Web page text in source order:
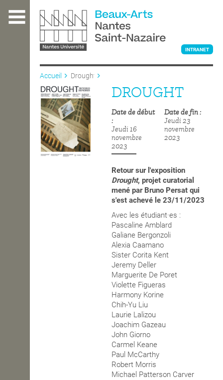
contenu
L'ÉCOLE
ENSEIGNEMENT
INTRANET
Accueil Drought
DROUGHT
Date de début
Jeudi 16
novembre
2023
Date de fin
Jeudi 23
novembre
2023
Retour sur l'exposition
Drought, projet curatorial
mené par Bruno Persat qui
s'est achevé le 23/11/2023
Avec les étudiant·es :
Pascaline Amblard
Galiane Bergonzoli
Alexia Caamano
Sister Corita Kent
Jeremy Deller
Marguerite De Poret
Violette Figueras
Harmony Korine
Chih-Yu Liu
Laurie Lalizou
Joachim Gazeau
John Giorno
Carmel Keane
Paul McCarthy
Robert Morris
Michael Patterson Carver